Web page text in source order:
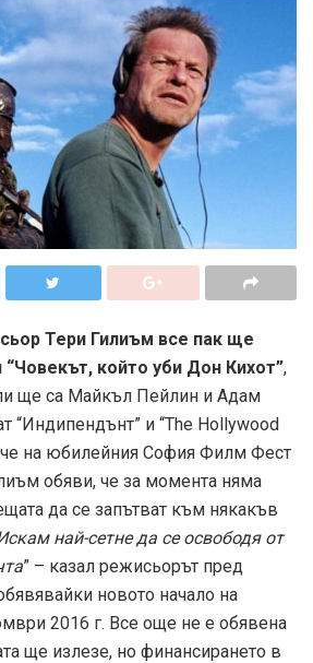
Тери Гилиъм все пак ще
който уби Дон Кихот”,
ще са Майкъл Пейлин и Адам
“Индипендънт” и “The Hollywood
че на юбилейния София Филм Фест
обяви, че за момента няма
да се запътват към някакъв
най-сетне да се освободя от
” – казал режисьорът пред
новото начало на
2016 г. Все още не е обявена
ще излезе, но финансирането в